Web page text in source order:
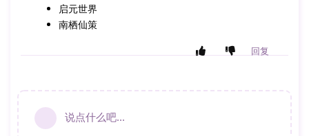
启元世界
南栖仙策
回复
说点什么吧...